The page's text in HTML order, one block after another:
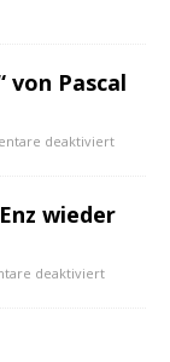
von Pascal
deaktiviert
wieder
deaktiviert